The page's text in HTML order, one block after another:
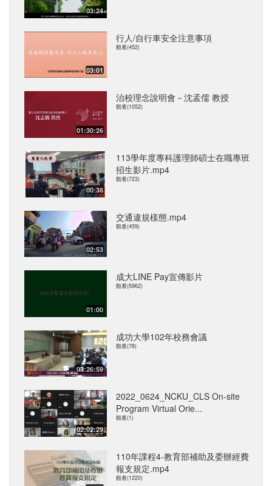
03:24
03:01
行人/自行車安全注意事項
觀看(452)
01:30:26
治校理念說明會－沈孟儒 教授
觀看(1052)
00:38
113學年度專科護理師碩士在職專班
招生影片.mp4
觀看(723)
02:53
交通違規樣態.mp4
觀看(459)
01:00
成大LINE Pay宣傳影片
觀看(5962)
03:26:59
成功大學102年校務會議
觀看(78)
02:02:29
2022_0624_NCKU_CLS On-site
Program Virtual Orie...
觀看(1)
110年課程4-教育部補助及委辦經費
報支規定.mp4
觀看(1220)